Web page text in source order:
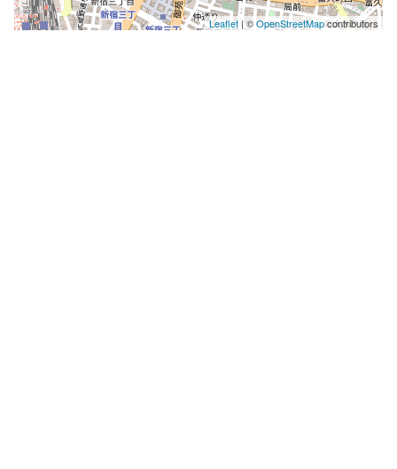
Leaflet| ©OpenStreetMapcontributors